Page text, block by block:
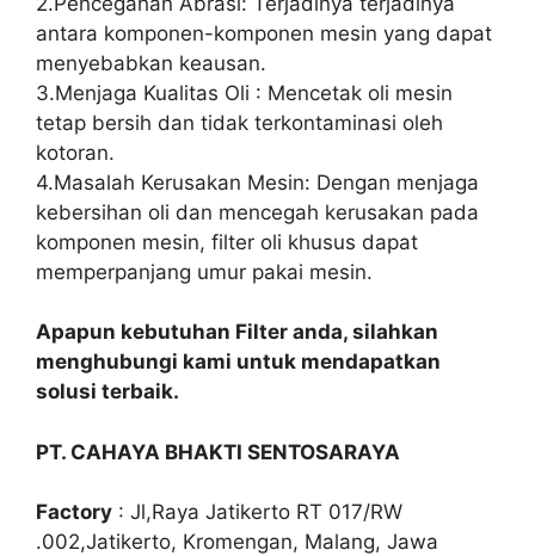
antara komponen-komponen mesin yang dapat
menyebabkan keausan.
3.Menjaga Kualitas Oli : Mencetak oli mesin
tetap bersih dan tidak terkontaminasi oleh
kotoran.
4.Masalah Kerusakan Mesin: Dengan menjaga
kebersihan oli dan mencegah kerusakan pada
komponen mesin, filter oli khusus dapat
memperpanjang umur pakai mesin.
Apapun kebutuhan Filter anda, silahkan
menghubungi kami untuk mendapatkan
solusi terbaik.
PT. CAHAYA BHAKTI SENTOSARAYA
Factory : Jl,Raya Jatikerto RT 017/RW
.002,Jatikerto, Kromengan, Malang, Jawa